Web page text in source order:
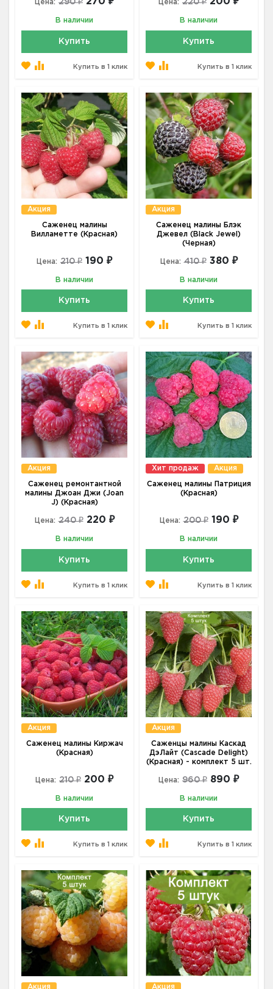
Цена: 290 ₽
В наличии
Купить
Купить в 1 клик
Цена: 220 ₽
В наличии
Купить
Купить в 1 клик
Акция
Саженец малины
Вилламетте (Красная)
Цена: 210 ₽ 190 ₽
В наличии
Купить
Купить в 1 клик
Акция
Саженец малины Блэк
Джевел (Black Jewel)
(Черная)
Цена: 410 ₽ 380 ₽
В наличии
Купить
Купить в 1 клик
Акция
Саженец ремонтантной
малины Джоан Джи (Joan
J) (Красная)
Цена: 240 ₽ 220 ₽
В наличии
Купить
Купить в 1 клик
Хит продаж Акция
Саженец малины Патриция
(Красная)
Цена: 200 ₽ 190 ₽
В наличии
Купить
Купить в 1 клик
Акция
Саженец малины Киржач
(Красная)
Цена: 210 ₽ 200 ₽
В наличии
Купить
Купить в 1 клик
Акция
Саженцы малины Каскад
ДэЛайт (Cascade Delight)
(Красная) - комплект 5 шт.
Цена: 960 ₽ 890 ₽
В наличии
Купить
Купить в 1 клик
Акция Акция